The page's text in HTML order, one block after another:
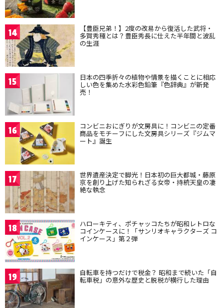
14 【豊臣兄弟！】2度の改易から復活した武将・
多賀秀種とは？豊臣秀長に仕えた半年間と波乱
の生涯
15 日本の四季折々の植物や情景を描くことに相応
しい色を集めた水彩色鉛筆『色辞典』が新発
売！
16 コンビニおにぎりが文房具に！コンビニの定番
商品をモチーフにした文房具シリーズ『ジムマ
ート』誕生
17 世界遺産決定で脚光！日本初の巨大都城・藤原
京を創り上げた知られざる女帝・持統天皇の凄
絶な執念
18 ハローキティ、ポチャッコたちが昭和レトロな
コインケースに！「サンリオキャラクターズ コ
インケース」第２弾
19 自転車を持つだけで税金？ 昭和まで続いた「自
転車税」の意外な歴史と脱税が横行した理由